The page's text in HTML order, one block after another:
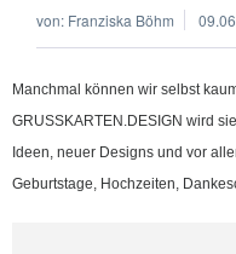
von: Franziska Böhm
Manchmal können wir selbst
GRUSSKARTEN.DESIGN wird
Ideen, neuer Designs und vor
Geburtstage, Hochzeiten,